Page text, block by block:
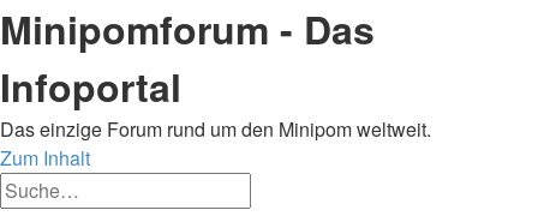
Minipomforum - Das
Infoportal
Das einzige Forum rund um den Minipom weltweit.
Zum Inhalt